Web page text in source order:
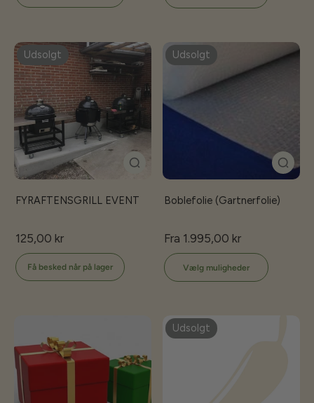
Udsolgt
FYRAFTENSGRILL EVENT
125,00 kr
Få besked når på lager
Udsolgt
Boblefolie (Gartnerfolie)
Fra 1.995,00 kr
Vælg muligheder
Udsolgt